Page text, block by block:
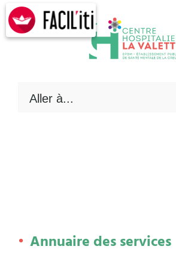
Skip
content
Aller à...
Annuaire des services